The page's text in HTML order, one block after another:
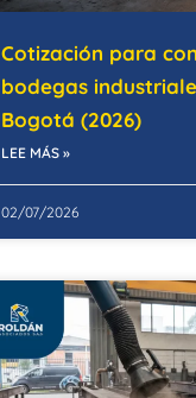
Cotización para
bodegas
Bogotá (2026)
LEE MÁS »
02/07/2026